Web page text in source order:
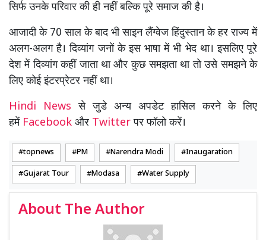
सिर्फ उनके परिवार की ही नहीं बल्कि पूरे समाज की है।
आजादी के 70 साल के बाद भी साइन लैंग्वेज हिंदुस्तान के हर राज्य में
अलग-अलग है। दिव्यांग जनों के इस भाषा में भी भेद था। इसलिए पूरे
देश में दिव्यांग कहीं जाता था और कुछ समझता था तो उसे समझने के
लिए कोई इंटरप्रेटर नहीं था।
Hindi Newsसे जुडे अन्य अपडेट हासिल करने के लिए
हमें Facebook और Twitterपर फॉलो करें।
topnews PM Narendra Modi Inaugaration
Gujarat Tour Modasa Water Supply
About The Author